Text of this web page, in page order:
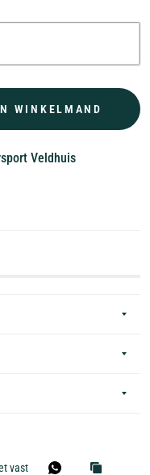
WINKELMAND
Veldhuis
vast